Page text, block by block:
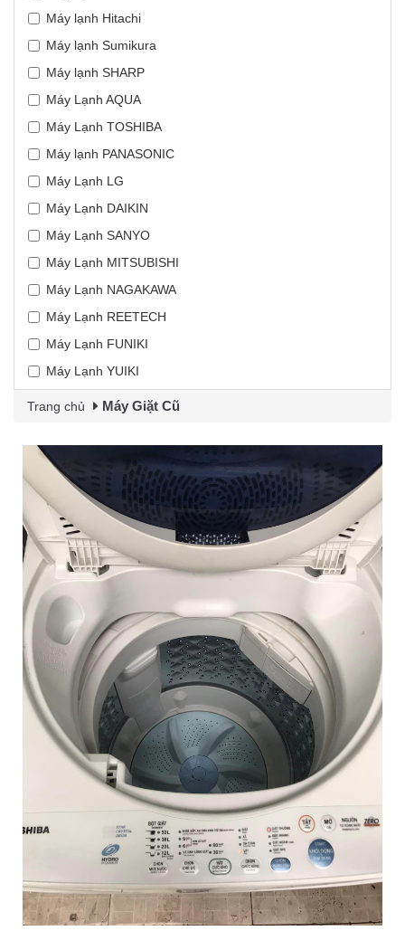
Máy lạnh Hitachi
Máy lạnh Sumikura
Máy lạnh SHARP
Máy Lạnh AQUA
Máy Lạnh TOSHIBA
Máy lạnh PANASONIC
Máy Lạnh LG
Máy Lạnh DAIKIN
Máy Lạnh SANYO
Máy Lạnh MITSUBISHI
Máy Lạnh NAGAKAWA
Máy Lạnh REETECH
Máy Lạnh FUNIKI
Máy Lạnh YUIKI
Trang chủ Máy Giặt Cũ